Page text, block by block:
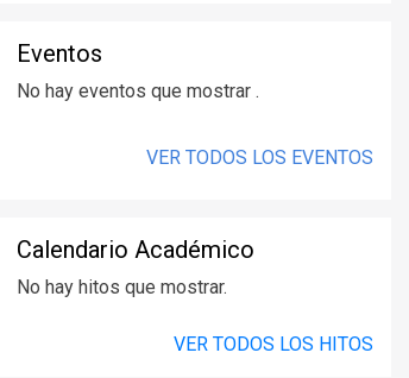
Eventos
No hay eventos que mostrar .
VER TODOS LOS EVENTOS
Calendario Académico
No hay hitos que mostrar.
VER TODOS LOS HITOS